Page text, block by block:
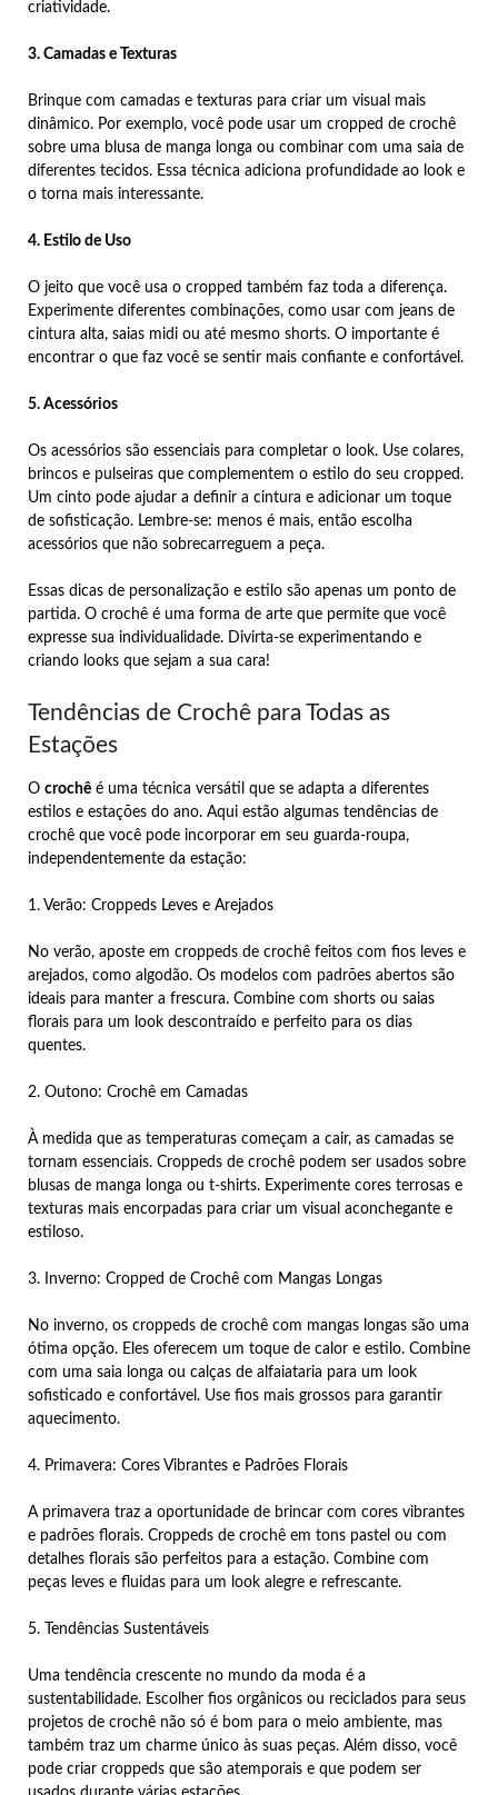
criatividade.
3. Camadas e Texturas
Brinque com camadas e texturas para criar um visual mais
dinâmico. Por exemplo, você pode usar um cropped de crochê
sobre uma blusa de manga longa ou combinar com uma saia de
diferentes tecidos. Essa técnica adiciona profundidade ao look e
o torna mais interessante.
4. Estilo de Uso
O jeito que você usa o cropped também faz toda a diferença.
Experimente diferentes combinações, como usar com jeans de
cintura alta, saias midi ou até mesmo shorts. O importante é
encontrar o que faz você se sentir mais confiante e confortável.
5. Acessórios
Os acessórios são essenciais para completar o look. Use colares,
brincos e pulseiras que complementem o estilo do seu cropped.
Um cinto pode ajudar a definir a cintura e adicionar um toque
de sofisticação. Lembre-se: menos é mais, então escolha
acessórios que não sobrecarreguem a peça.
Essas dicas de personalização e estilo são apenas um ponto de
partida. O crochê é uma forma de arte que permite que você
expresse sua individualidade. Divirta-se experimentando e
criando looks que sejam a sua cara!
Tendências de Crochê para Todas as
Estações
O crochê é uma técnica versátil que se adapta a diferentes
estilos e estações do ano. Aqui estão algumas tendências de
crochê que você pode incorporar em seu guarda-roupa,
independentemente da estação:
1. Verão: Croppeds Leves e Arejados
No verão, aposte em croppeds de crochê feitos com fios leves e
arejados, como algodão. Os modelos com padrões abertos são
ideais para manter a frescura. Combine com shorts ou saias
florais para um look descontraído e perfeito para os dias
quentes.
2. Outono: Crochê em Camadas
À medida que as temperaturas começam a cair, as camadas se
tornam essenciais. Croppeds de crochê podem ser usados sobre
blusas de manga longa ou t-shirts. Experimente cores terrosas e
texturas mais encorpadas para criar um visual aconchegante e
estiloso.
3. Inverno: Cropped de Crochê com Mangas Longas
No inverno, os croppeds de crochê com mangas longas são uma
ótima opção. Eles oferecem um toque de calor e estilo. Combine
com uma saia longa ou calças de alfaiataria para um look
sofisticado e confortável. Use fios mais grossos para garantir
aquecimento.
4. Primavera: Cores Vibrantes e Padrões Florais
A primavera traz a oportunidade de brincar com cores vibrantes
e padrões florais. Croppeds de crochê em tons pastel ou com
detalhes florais são perfeitos para a estação. Combine com
peças leves e fluidas para um look alegre e refrescante.
5. Tendências Sustentáveis
Uma tendência crescente no mundo da moda é a
sustentabilidade. Escolher fios orgânicos ou reciclados para seus
projetos de crochê não só é bom para o meio ambiente, mas
também traz um charme único às suas peças. Além disso, você
pode criar croppeds que são atemporais e que podem ser